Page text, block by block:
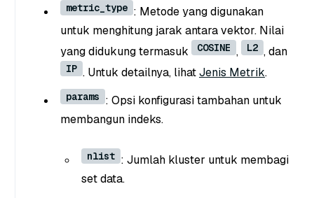
metric_type : Metode yang digunakan
untuk menghitung jarak antara vektor. Nilai
yang didukung termasuk
COSINE , L2 , dan
IP . Untuk detailnya, lihatJenis Metrik.
params : Opsi konfigurasi tambahan untuk
membangun indeks.
nlist : Jumlah kluster untuk membagi
set data.